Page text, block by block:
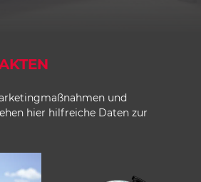
und
hier hilfreiche Daten zur